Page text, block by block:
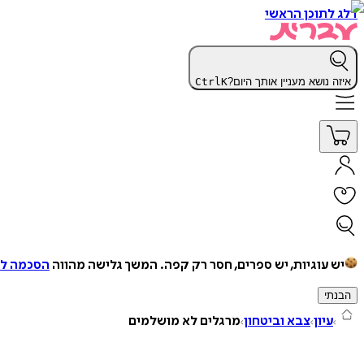
דלג לתוכן הראשי
איזה נושא מעניין אותך היום? CtrlK
יש עוגיות, יש ספרים, חסר רק קפה. המשך גלישה מהווה הסכמה
הבנתי
עיון צבא וביטחון מרגלים לא מושלמים